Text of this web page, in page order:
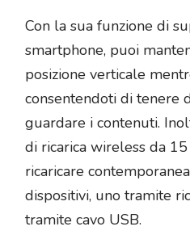
Con la sua funzione di
smartphone, puoi
posizione verticale
consentendoti di tenere
guardare i contenuti.
di ricarica wireless da
ricaricare
dispositivi, uno tramite
tramite cavo USB.